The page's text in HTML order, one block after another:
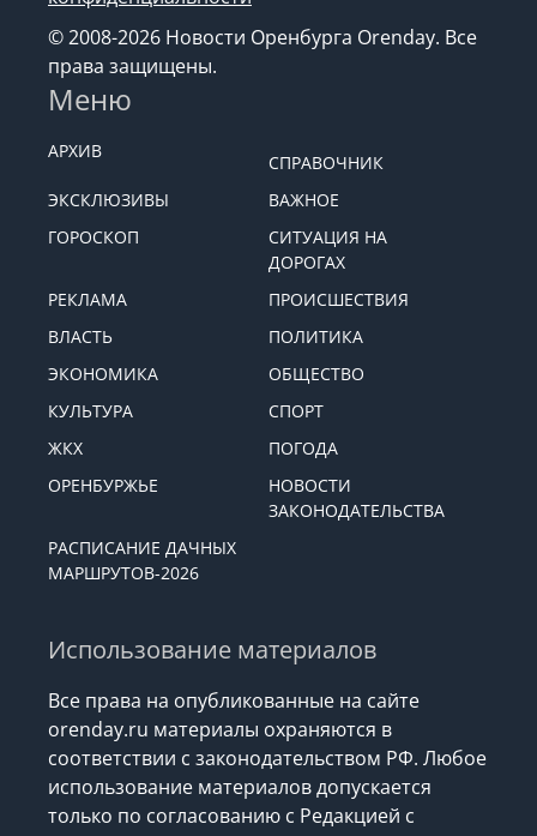
© 2008-2026 Новости Оренбурга Orenday. Все
права защищены.
Меню
АРХИВ
СПРАВОЧНИК
ЭКСКЛЮЗИВЫ
ВАЖНОЕ
ГОРОСКОП
СИТУАЦИЯ НА
ДОРОГАХ
РЕКЛАМА
ПРОИСШЕСТВИЯ
ВЛАСТЬ
ПОЛИТИКА
ЭКОНОМИКА
ОБЩЕСТВО
КУЛЬТУРА
СПОРТ
ЖКХ
ПОГОДА
ОРЕНБУРЖЬЕ
НОВОСТИ
ЗАКОНОДАТЕЛЬСТВА
РАСПИСАНИЕ ДАЧНЫХ
МАРШРУТОВ-2026
Использование материалов
Все права на опубликованные на сайте
orenday.ru материалы охраняются в
соответствии с законодательством РФ. Любое
использование материалов допускается
только по согласованию с Редакцией с